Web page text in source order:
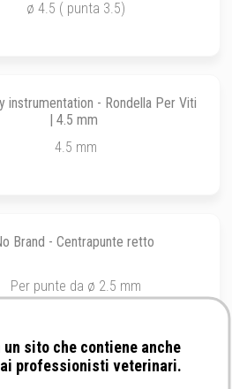
ø 4.5 ( punta 3.5)
instrumentation - Rondella Per Viti
| 4.5 mm
4.5 mm
Brand - Centrapunte retto
Per punte da ø 2.5 mm
sito che contiene anche
professionisti veterinari.